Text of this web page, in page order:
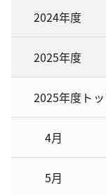
2024年度
2025年度
2025年度ト
4月
5月